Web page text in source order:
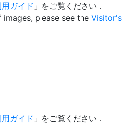
用ガイド 」をご覧ください．
please see the Visitor's
用ガイド 」をご覧ください．